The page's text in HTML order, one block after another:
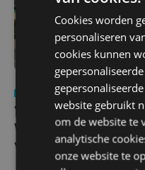
Nieuws
wo 5
Vier Oostendse
West, dat ook een
verwelkomt
Cookies worden
personaliseren
cookies kunnen
website gebruikt
om de website te
analytische
onze website te